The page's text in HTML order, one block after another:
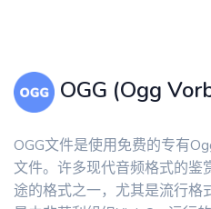
OGG (Ogg
OGG文件是使用免费的专有
文件。许多现代音频格式的鉴
途的格式之一，尤其是流行格